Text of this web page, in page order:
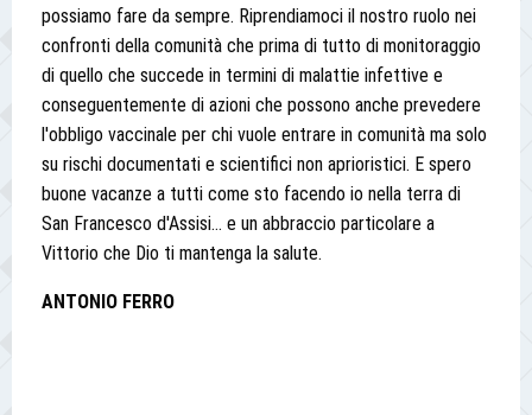
possiamo fare da sempre. Riprendiamoci il nostro ruolo nei
confronti della comunità che prima di tutto di monitoraggio
di quello che succede in termini di malattie infettive e
conseguentemente di azioni che possono anche prevedere
l'obbligo vaccinale per chi vuole entrare in comunità ma solo
su rischi documentati e scientifici non aprioristici. E spero
buone vacanze a tutti come sto facendo io nella terra di
San Francesco d'Assisi... e un abbraccio particolare a
Vittorio che Dio ti mantenga la salute.
ANTONIO FERRO